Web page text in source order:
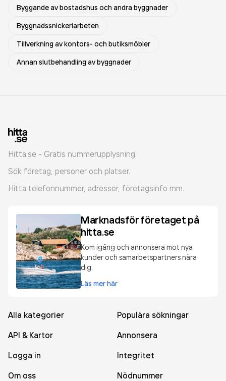
Byggande av bostadshus och andra byggnader
Byggnadssnickeriarbeten
Tillverkning av kontors- och butiksmöbler
Annan slutbehandling av byggnader
Hitta.se - Gratis nummerupplysning.
Sök företag, personer och platser.
Hitta telefonnummer, adresser, företagsinfo mm.
Marknadsför företaget på
hitta.se
Kom igång och annonsera mot nya
kunder och samarbetspartners nära
dig.
Läs mer här
Alla kategorier
Populära sökningar
API & Kartor
Annonsera
Logga in
Integritet
Om oss
Nödnummer